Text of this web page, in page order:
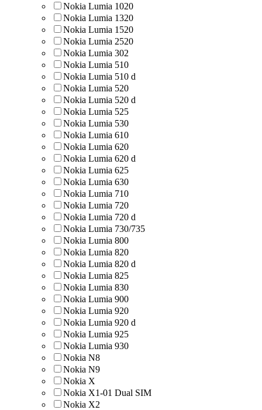
Nokia Lumia 1020
Nokia Lumia 1320
Nokia Lumia 1520
Nokia Lumia 2520
Nokia Lumia 302
Nokia Lumia 510
Nokia Lumia 510 d
Nokia Lumia 520
Nokia Lumia 520 d
Nokia Lumia 525
Nokia Lumia 530
Nokia Lumia 610
Nokia Lumia 620
Nokia Lumia 620 d
Nokia Lumia 625
Nokia Lumia 630
Nokia Lumia 710
Nokia Lumia 720
Nokia Lumia 720 d
Nokia Lumia 730/735
Nokia Lumia 800
Nokia Lumia 820
Nokia Lumia 820 d
Nokia Lumia 825
Nokia Lumia 830
Nokia Lumia 900
Nokia Lumia 920
Nokia Lumia 920 d
Nokia Lumia 925
Nokia Lumia 930
Nokia N8
Nokia N9
Nokia X
Nokia X1-01 Dual SIM
Nokia X2